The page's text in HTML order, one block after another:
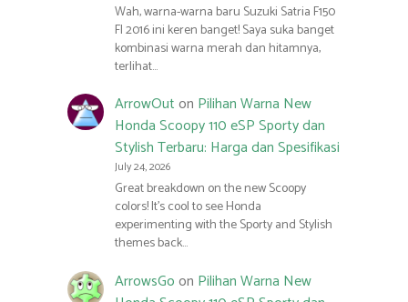
Wah, warna-warna baru Suzuki Satria F150
FI 2016 ini keren banget! Saya suka banget
kombinasi warna merah dan hitamnya,
terlihat…
ArrowOuton Pilihan Warna New
Honda Scoopy 110 eSP Sporty dan
Stylish Terbaru: Harga dan Spesifikasi
July 24, 2026
Great breakdown on the new Scoopy
colors! It’s cool to see Honda
experimenting with the Sporty and Stylish
themes back…
ArrowsGoon Pilihan Warna New